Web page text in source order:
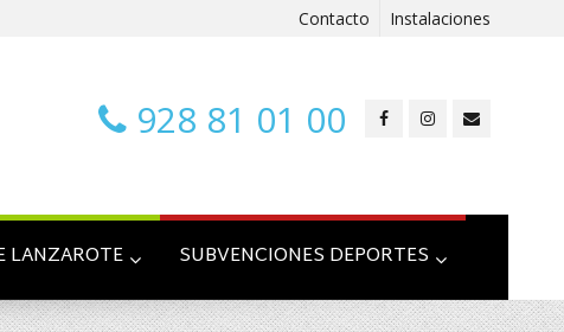
Contacto Instalaciones
928 81 01 00
LANZAROTE SUBVENCIONES DEPORTES